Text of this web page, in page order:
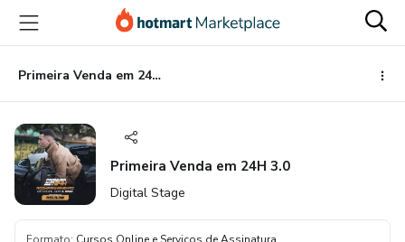
para
conteúdo
principal
para
pagamento
para
rodapé
Primeira Venda em 24H 3.0
Primeira Venda em 24H 3.0
Digital Stage